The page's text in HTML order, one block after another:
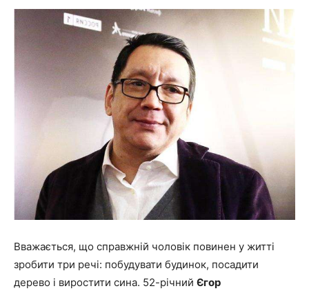
Вважається, що справжній чоловік повинен у житті
зробити три речі: побудувати будинок, посадити
дерево і виростити сина. 52-річний Єгор